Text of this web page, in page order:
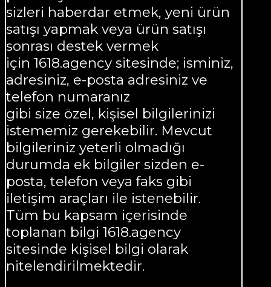
sizleri haberdar etmek, yeni ürün
satışı yapmak veya ürün satışı
sonrası destek vermek
için 1618.agency sitesinde; isminiz,
adresiniz, e-posta adresiniz ve
telefon numaranız
gibi size özel, kişisel bilgilerinizi
istememiz gerekebilir. Mevcut
bilgileriniz yeterli olmadığı
durumda ek bilgiler sizden e-
posta, telefon veya faks gibi
iletişim araçları ile istenebilir.
Tüm bu kapsam içerisinde
toplanan bilgi 1618.agency
sitesinde kişisel bilgi olarak
nitelendirilmektedir.